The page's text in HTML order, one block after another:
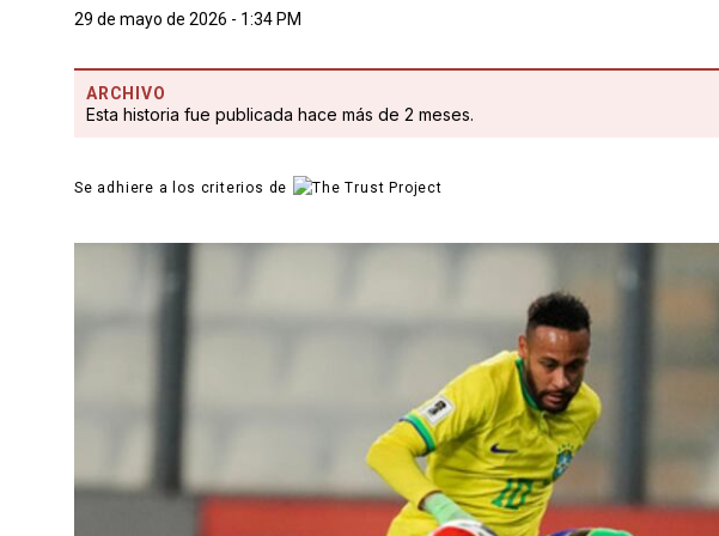
29 de mayo de 2026 - 1:34 PM
ARCHIVO
Esta historia fue publicada hace más de 2 meses.
Se adhiere a los criterios de